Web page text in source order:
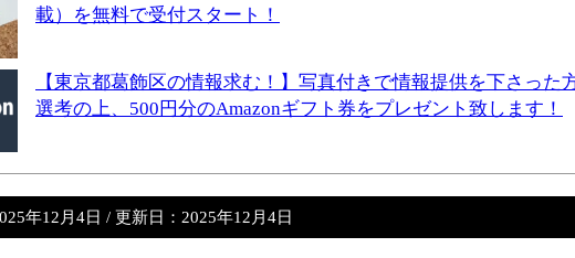
載）を無料で受付スタート！
【東京都葛飾区の情報求む！】写真付きで情報提供を下さった
選考の上、500円分のAmazonギフト券をプレゼント致します！
年12月4日 / 更新日： 2025年12月4日